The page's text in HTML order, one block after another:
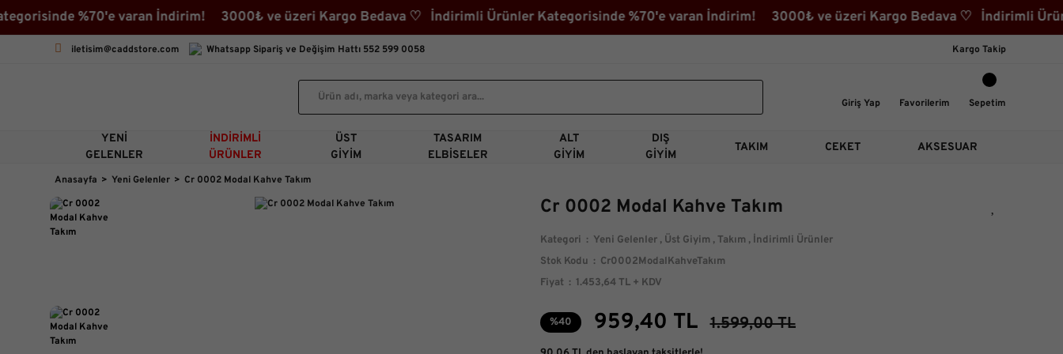
%70'e varan İndirim! 3000₺ ve üzeri Kargo Bedava ♡ İndirimli Ürünler Kategorisinde %70'e varan İndirim! 3000₺ ve üzeri Kargo Bedava ♡ İndirimli
iletisim@caddstore.com Whatsapp Sipariş ve Değişim Hattı 552 599 0058 Kargo Takip
Giriş Yap Favorilerim Sepetim
YENI
GELENLER
İNDIRIMLI
ÜRÜNLER
ÜST
GIYIM
TASARIM
ELBISELER
ALT
GIYIM
DIŞ
GIYIM
TAKIM CEKET AKSESUAR
Anasayfa Yeni Gelenler Cr 0002 Modal Kahve Takım
Cr 0002 Modal Kahve Takım
Kategori Yeni Gelenler , Üst Giyim , Takım , İndirimli Ürünler
Stok Kodu
Cr0002ModalKahveTakım
Fiyat
1.453,64 TL + KDV
%40 959,40 TL 1.599,00 TL